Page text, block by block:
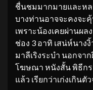
ชื่นชมมากมายและห
บางท่านอาจจะคงจะ
เพราะน้องเคยผ่านผ
ช่อง 3 อาทิ เสน่ห์นาง
มาลีเริงระบำ นอกจา
โฆษณา หนังสั้น พิธีกร
แล้ว เรียกว่าเก่งเกิน